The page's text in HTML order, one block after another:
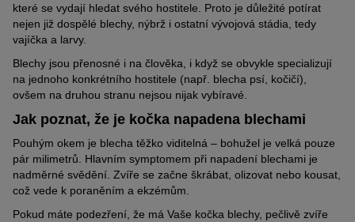
které se vydají hledat svého hostitele. Proto je důležité potírat
nejen již dospělé blechy, nýbrž i ostatní vývojová stádia, tedy
vajíčka a larvy.
Blechy jsou přenosné i na člověka, i když se obvykle specializují
na jednoho konkrétního hostitele (např. blecha psí, kočičí),
ovšem na druhou stranu nejsou nijak vybíravé.
Jak poznat, že je kočka napadena blechami
Pouhým okem je blecha těžko viditelná – bohužel je velká pouze
pár milimetrů. Hlavním symptomem při napadení blechami je
nadměrné svědění. Zvíře se začne škrábat, olizovat nebo kousat,
což vede k poraněním a ekzémům.
Pokud máte podezření, že má Vaše kočka blechy, pečlivě zvíře